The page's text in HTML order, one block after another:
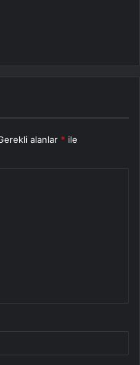
alanlar * ile